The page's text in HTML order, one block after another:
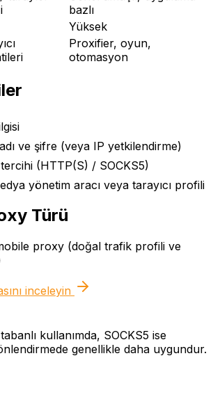
bazlı
Yüksek
Proxifier, oyun,
otomasyon
adı ve şifre (veya IP yetkilendirme)
(HTTP(S) / SOCKS5)
yönetim aracı veya tarayıcı profili
Türü
proxy (doğal trafik profili ve
inceleyin
kullanımda, SOCKS5 ise
genellikle daha uygundur.